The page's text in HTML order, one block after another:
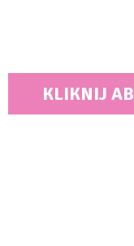
KLIKNIJ